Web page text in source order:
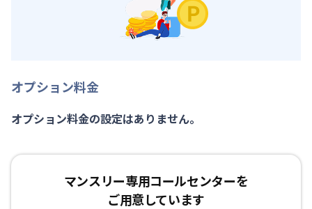
オプション料金
オプション料金の設定はありません。
マンスリー専用コールセンターを
ご用意しています